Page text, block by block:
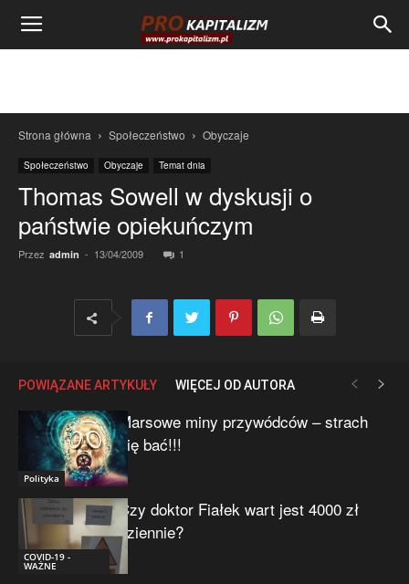
Strona główna Społeczeństwo Obyczaje
Społeczeństwo Obyczaje Temat dnia
Thomas Sowell w dyskusji o
państwie opiekuńczym
Przez admin - 13/04/2009 1
POWIĄZANE ARTYKUŁY WIĘCEJ OD AUTORA
Polityka
Marsowe miny przywódców – strach
się bać!!!
COVID-19 -
WAŻNE
Czy doktor Fiałek wart jest 4000 zł
dziennie?